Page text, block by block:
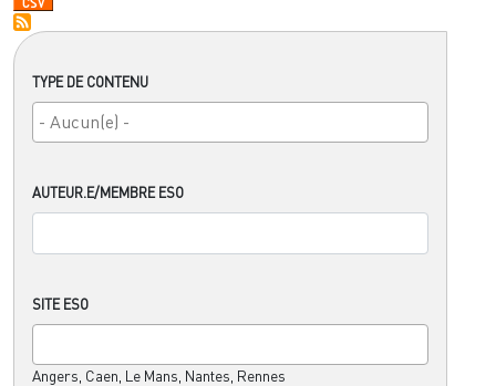
TYPE DE CONTENU
AUTEUR.E/MEMBRE ESO
SITE ESO
Angers, Caen, Le Mans, Nantes, Rennes